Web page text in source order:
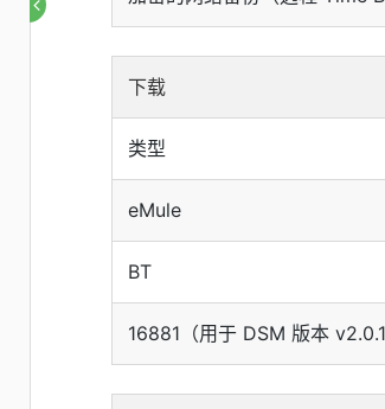
下载
类型
eMule
BT
16881（用于 DSM 版本 v2.0.1